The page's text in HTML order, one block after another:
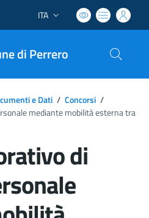
Lingua attiva:
ITA
di Perrero
e Dati / Concorsi /
mediante mobilità esterna tra
di